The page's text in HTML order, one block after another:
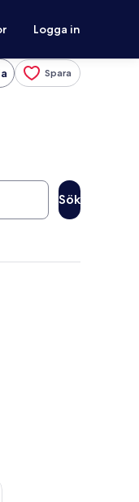
Logga in
Spara
Sök
aug. 21 - aug. 23